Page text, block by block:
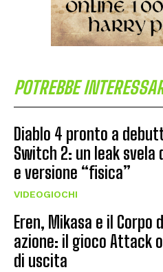
POTREBBE
Diablo 4 pronto a
Switch 2: un leak
e versione “fisica”
VIDEOGIOCHI
Eren, Mikasa e il Corpo
azione: il gioco Attack
di uscita